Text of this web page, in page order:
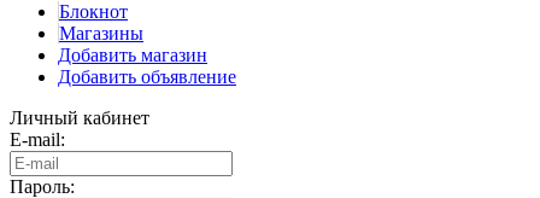
Блокнот
Магазины
Добавить магазин
Добавить объявление
Личный кабинет
E-mail:
Пароль: